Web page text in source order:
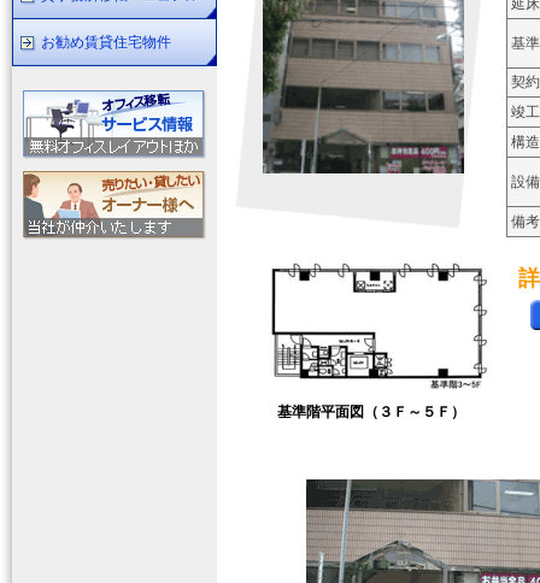
基準階平面図（３Ｆ～５Ｆ）
延床
基
契
竣工
構
設備
備考
お勧め賃貸住宅物件